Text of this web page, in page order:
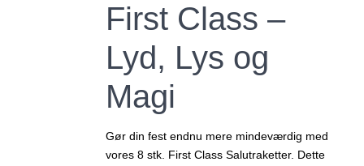
First Class –
Lyd, Lys og
Magi
Gør din fest endnu mere mindeværdig med
vores 8 stk. First Class Salutraketter. Dette